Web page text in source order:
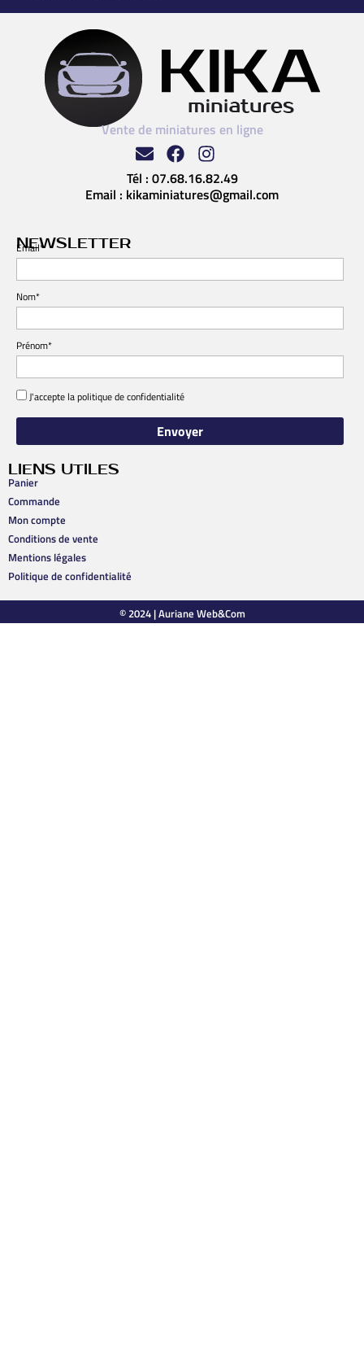
Vente de miniatures en ligne
Tél : 07.68.16.82.49
Email : kikaminiatures@gmail.com
NEWSLETTER
Email*
Nom*
Prénom*
J'accepte lapolitique de confidentialité
LIENS UTILES
Panier
Commande
Mon compte
Conditions de vente
Mentions légales
Politique de confidentialité
© 2024 |Auriane Web&Com